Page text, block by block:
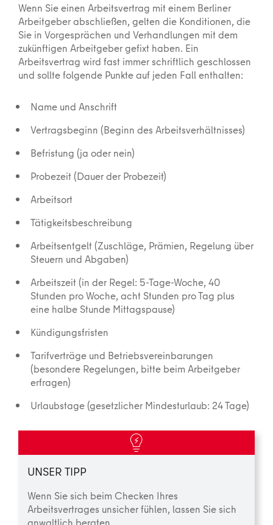
Wenn Sie einen Arbeitsvertrag mit einem Berliner
Arbeitgeber abschließen, gelten die Konditionen, die
Sie in Vorgesprächen und Verhandlungen mit dem
zukünftigen Arbeitgeber gefixt haben. Ein
Arbeitsvertrag wird fast immer schriftlich geschlossen
und sollte folgende Punkte auf jeden Fall enthalten:
Name und Anschrift
Vertragsbeginn (Beginn des Arbeitsverhältnisses)
Befristung (ja oder nein)
Probezeit (Dauer der Probezeit)
Arbeitsort
Tätigkeitsbeschreibung
Arbeitsentgelt (Zuschläge, Prämien, Regelung über
Steuern und Abgaben)
Arbeitszeit (in der Regel: 5-Tage-Woche, 40
Stunden pro Woche, acht Stunden pro Tag plus
eine halbe Stunde Mittagspause)
Kündigungsfristen
Tarifverträge und Betriebsvereinbarungen
(besondere Regelungen, bitte beim Arbeitgeber
erfragen)
Urlaubstage (gesetzlicher Mindesturlaub: 24 Tage)
UNSER TIPP
Wenn Sie sich beim Checken Ihres
Arbeitsvertrages unsicher fühlen, lassen Sie sich